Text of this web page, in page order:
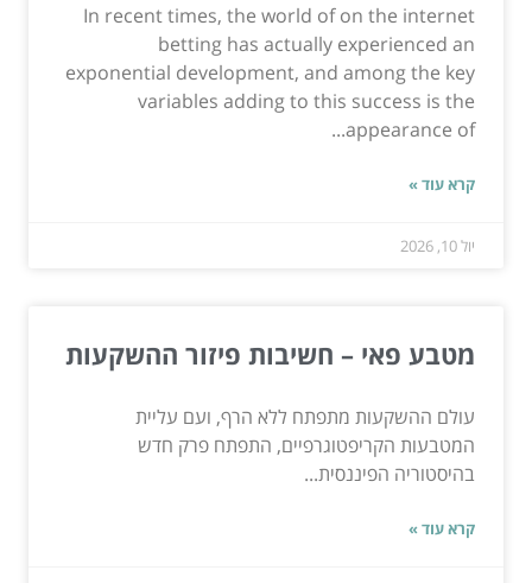
In recent times, the world of on the internet
betting has actually experienced an
exponential development, and among the key
variables adding to this success is the
appearance of...
קרא עוד »
יול 10, 2026
מטבע פאי – חשיבות פיזור ההשקעות
עולם ההשקעות מתפתח ללא הרף, ועם עליית
המטבעות הקריפטוגרפיים, התפתח פרק חדש
בהיסטוריה הפיננסית...
קרא עוד »